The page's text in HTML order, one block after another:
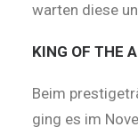
warten diese
KING OF THE
Beim
ging es im